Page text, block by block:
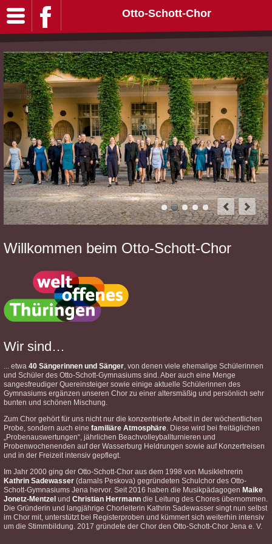
Otto-Schott-Chor
Willkommen beim Otto-Schott-Chor
Wir sind…
... etwa 40 Sängerinnen und Sänger, von denen viele ehemalige Schülerinnen
und Schüler des Otto-Schott-Gymnasiums sind. Aber auch eine Menge
sangesfreudiger Quereinsteiger sowie einige aktuelle Schülerinnen des
Gymnasiums ergänzen unseren Chor zu einer altersmäßig und persönlich sehr
bunten und schönen Mischung.
Zum Chor gehört für uns nicht nur die konzentrierte Arbeit in der wöchentlichen
Probe, sondern auch eine familiäre Atmosphäre. Diese wird bei freitäglichen
„Probenauswertungen“, jährlichen Beachvolleyballturnieren und
Probenwochenenden auf der Wasserburg Heldrungen sowie auf Konzertreisen
und in der Freizeit intensiv gepflegt.
Im Jahr 2000 ging der Otto-Schott-Chor aus dem 1998 von Musiklehrerin
Kathrin Sadewasser (damals Peskova) gegründeten Schulchor des Otto-
Schott-Gymnasiums Jena hervor. Seit 2016 haben die Musikpädagogen Maike
Jonetz-Mentzel und Christian Herrmann die Leitung des Chores übernommen.
Die Gründerin und langjährige Chorleiterin Kathrin Sadewasser singt nun selbst
im Chor mit, unterstützt bei Registerproben und kümmert sich weiterhin intensiv
um die Stimmbildung. 2017 gründete der Chor den Otto-Schott-Chor Jena e. V.